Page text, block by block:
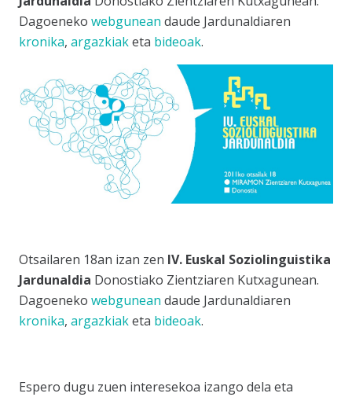
Dagoeneko webgunean daude Jardunaldiaren
kronika, argazkiaketa bideoak.
Otsailaren 18an izan zen IV. Euskal Soziolinguistika
Jardunaldia Donostiako Zientziaren Kutxagunean.
Dagoeneko webgunean daude Jardunaldiaren
kronika, argazkiaketa bideoak.
Espero dugu zuen interesekoa izango dela eta